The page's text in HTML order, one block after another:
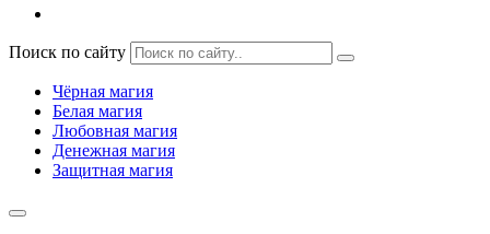
Поиск по сайту
Чёрная магия
Белая магия
Любовная магия
Денежная магия
Защитная магия